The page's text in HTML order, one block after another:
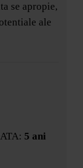
se apropie,
ale
5 ani